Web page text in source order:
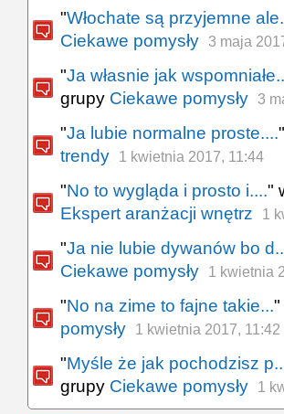
"Włochate są przyjemne
Ciekawe pomysły 3 maja
"Ja własnie jak
grupy Ciekawe pomysły 3
"Ja lubie normalne proste....
trendy
1 kwietnia 2017, 11:44
"No to wygląda i prosto i...."
Ekspert aranżacji wnętrz
1
"Ja nie lubie dywanów bo
Ciekawe pomysły
1 kwietnia
"No na zime to fajne takie..."
pomysły
1 kwietnia 2017, 11:42
"Myśle że jak pochodzisz
grupy Ciekawe pomysły 1